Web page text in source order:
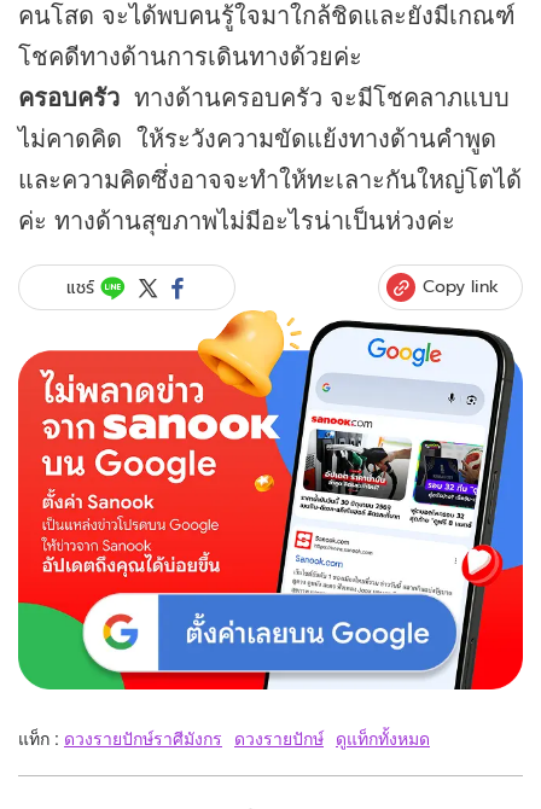
คนโสด จะได้พบคนรู้ใจมาใกล้ชิดและยังมีเกณฑ์
โชคดีทางด้านการเดินทางด้วยค่ะ
ครอบครัว ทางด้านครอบครัว จะมีโชคลาภแบบ
ไม่คาดคิด ให้ระวังความขัดแย้งทางด้านคำพูด
และความคิดซึ่งอาจจะทำให้ทะเลาะกันใหญ่โตได้
ค่ะ ทางด้านสุขภาพไม่มีอะไรน่าเป็นห่วงค่ะ
แชร์ Copy link
แท็ก : ดวงรายปักษ์ราศีมังกร ดวงรายปักษ์ ดูแท็กทั้งหมด